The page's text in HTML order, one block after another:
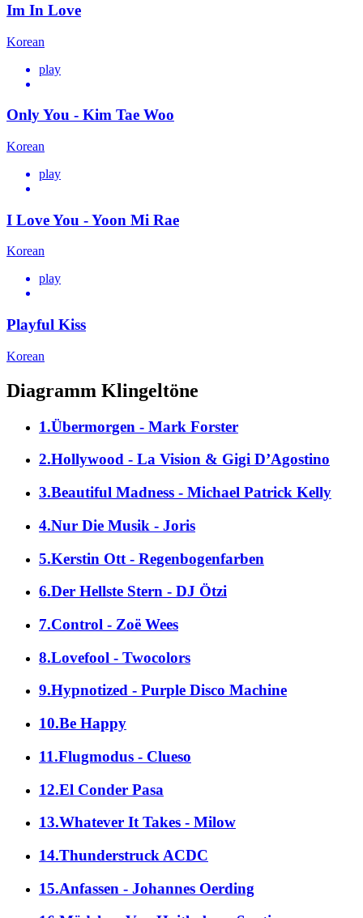
Im In Love
Korean
play
Only You - Kim Tae Woo
Korean
play
I Love You - Yoon Mi Rae
Korean
play
Playful Kiss
Korean
Diagramm Klingeltöne
1.Übermorgen - Mark Forster
2.Hollywood - La Vision & Gigi D’Agostino
3.Beautiful Madness - Michael Patrick Kelly
4.Nur Die Musik - Joris
5.Kerstin Ott - Regenbogenfarben
6.Der Hellste Stern - DJ Ötzi
7.Control - Zoë Wees
8.Lovefool - Twocolors
9.Hypnotized - Purple Disco Machine
10.Be Happy
11.Flugmodus - Clueso
12.El Conder Pasa
13.Whatever It Takes - Milow
14.Thunderstruck ACDC
15.Anfassen - Johannes Oerding